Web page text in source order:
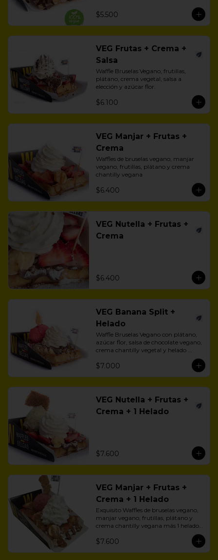
$5.500
VEG Frutas + Crema +
Salsa
Waffle Bruselas Vegano, frutillas,
plátano, crema vegetal, salsa a
elección y azúcar flor.
$6.100
VEG Manjar + Frutas +
Crema
Waffles de bruselas vegano, manjar
vegano, frutillas, plátano y crema
chantilly vegana
$6.400
VEG Nutella + Frutas +
Crema
$6.400
VEG Banana Split +
Helado
Waffle Bruselas Vegano con plátano,
azúcar flor, salsa de chocolate vegano,
crema chantilly vegetal y helado
$7.000
VEG Nutella + Frutas +
Crema + 1 Helado
$7.600
VEG Manjar + Frutas +
Crema + 1 Helado
Exquisito Waffles de bruselas vegano,
manjar vegano, frutillas, plátano y
crema chantilly vegana más 1 helado
$7.600